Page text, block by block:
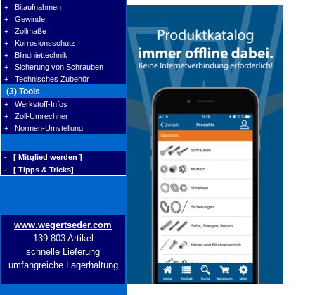
+ Bitaufnahmen
+ Gewinde
+ Zollmaße
+ Korrosionsschutz
+ Blindniettechnik
+ Sicherung von Schrauben
+ Technisches Zubehör
(3) Tools
+ Werkstoff-Infos
+ Zoll-Umrechner
+ Normen-Umstellung
- [ Mitglied werden ]
- [ Tipps & Tricks]
www.wegertseder.com
139.803 Artikel
schnelle Lieferung
umfangreiche Lagerhaltung